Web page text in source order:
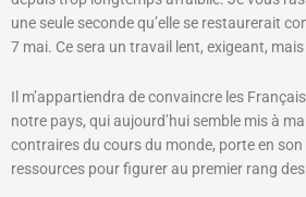
une seule seconde qu’elle se restaurerait
7 mai. Ce sera un travail lent, exigeant,
Il m’appartiendra de convaincre les
notre pays, qui aujourd’hui semble mis à
contraires du cours du monde, porte en
ressources pour figurer au premier rang